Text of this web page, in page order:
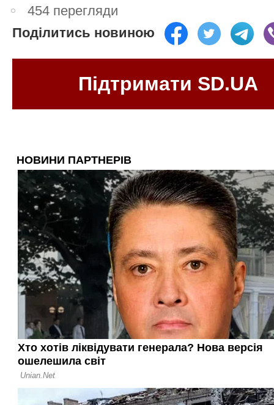
454 перегляди
Поділитись новиною
Підтримати SD.UA